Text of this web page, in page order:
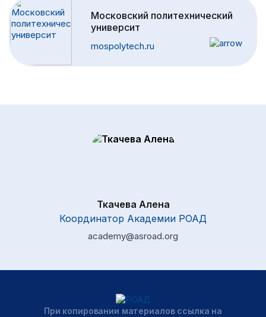
Московский политехнический
университ
mospolytech.ru
Ткачева Алена
Координатор Академии РОАД
academy@asroad.org
При копировании материалов ссылка на